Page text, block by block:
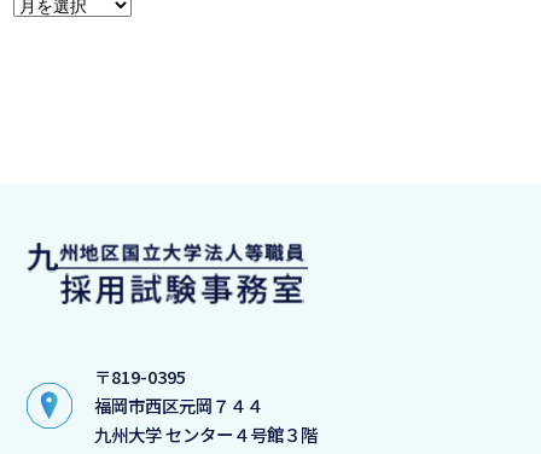
〒819-0395
福岡市西区元岡７４４
九州大学 センター４号館３階